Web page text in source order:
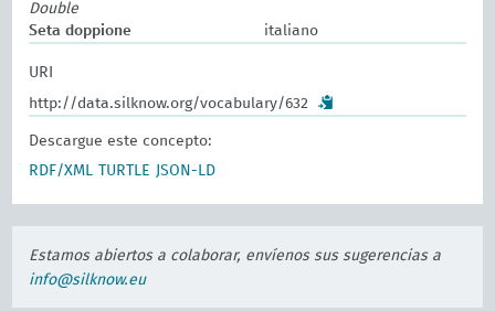
Double
Seta doppione
italiano
URI
http://data.silknow.org/vocabulary/632
Descargue este concepto:
RDF/XML
TURTLE JSON-LD
Estamos abiertos a colaborar, envíenos sus sugerencias a
info@silknow.eu